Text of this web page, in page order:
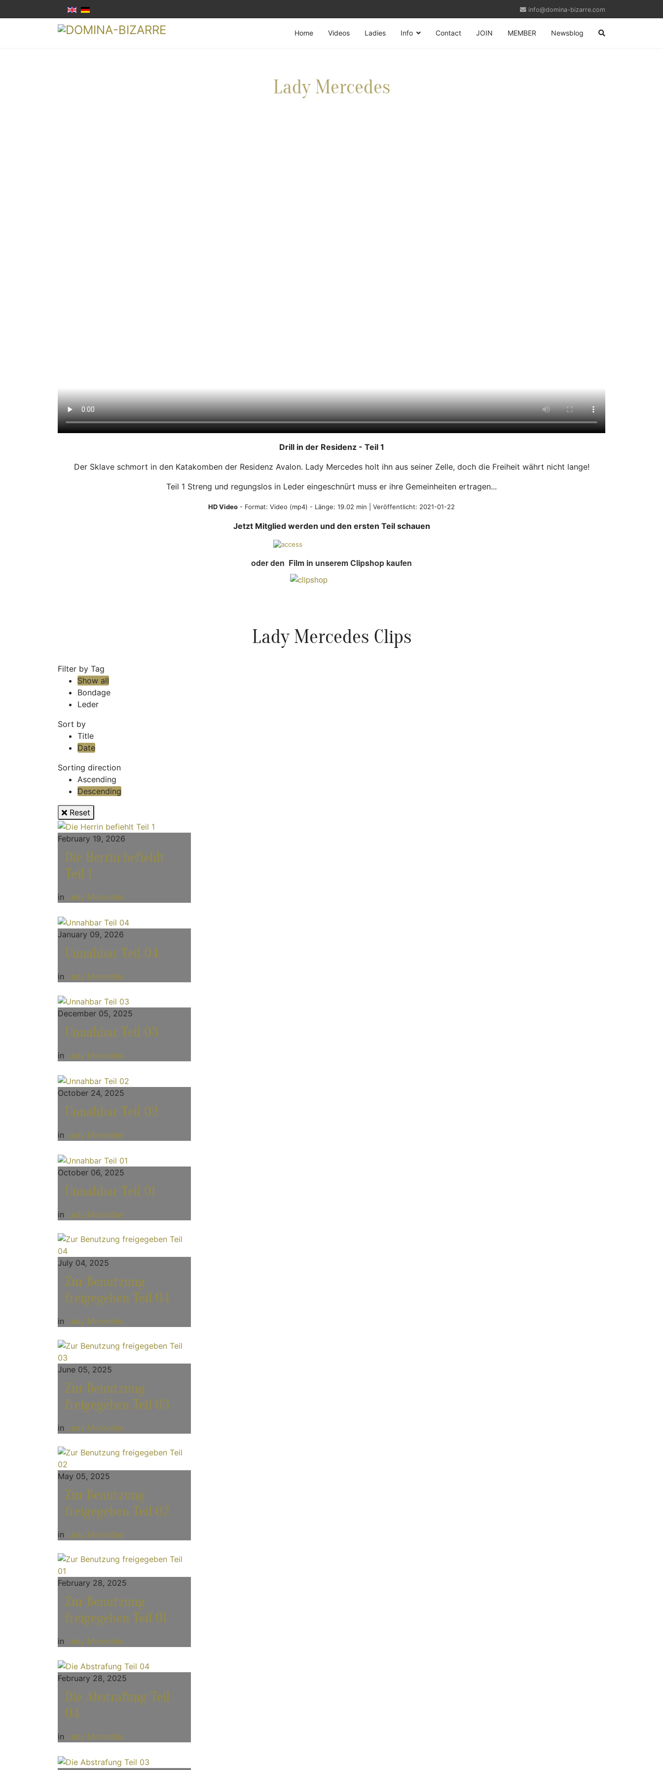
info@domina-bizarre.com
Home Videos Ladies Info Contact JOIN MEMBER Newsblog
Lady Mercedes
Drill in der Residenz - Teil 1
Der Sklave schmort in den Katakomben der Residenz Avalon. Lady Mercedes holt ihn aus seiner Zelle, doch die Freiheit währt nicht lange!
Teil 1 Streng und regungslos in Leder eingeschnürt muss er ihre Gemeinheiten ertragen...
HD Video - Format: Video (mp4) - Länge: 19.02 min | Veröffentlicht: 2021-01-22
Jetzt Mitglied werden und den ersten Teil schauen
oder den Film in unserem Clipshop kaufen
Lady Mercedes Clips
Filter by Tag
Show all
Bondage
Leder
Sort by
Title
Date
Sorting direction
Ascending
Descending
Reset
February 19, 2026
Die Herrin befiehlt
Teil 1
in Lady Mercedes
January 09, 2026
Unnahbar Teil 04
in Lady Mercedes
December 05, 2025
Unnahbar Teil 03
in Lady Mercedes
October 24, 2025
Unnahbar Teil 02
in Lady Mercedes
October 06, 2025
Unnahbar Teil 01
in Lady Mercedes
July 04, 2025
Zur Benutzung
freigegeben Teil 04
in Lady Mercedes
June 05, 2025
Zur Benutzung
freigegeben Teil 03
in Lady Mercedes
May 05, 2025
Zur Benutzung
freigegeben Teil 02
in Lady Mercedes
February 28, 2025
Zur Benutzung
freigegeben Teil 01
in Lady Mercedes
February 28, 2025
Die Abstrafung Teil
04
in Lady Mercedes